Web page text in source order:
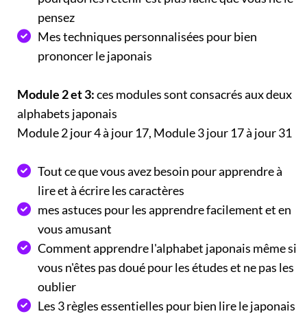
pensez
Mes techniques personnalisées pour bien
prononcer le japonais
Module 2 et 3:ces modules sont consacrés aux deux
alphabets japonais
Module 2 jour 4 à jour 17, Module 3 jour 17 à jour 31
Tout ce que vous avez besoin pour apprendre à
lire et à écrire les caractères
mes astuces pour les apprendre facilement et en
vous amusant
Comment apprendre l'alphabet japonais même si
vous n'êtes pas doué pour les études et ne pas les
oublier
Les 3 règles essentielles pour bien lire le japonais